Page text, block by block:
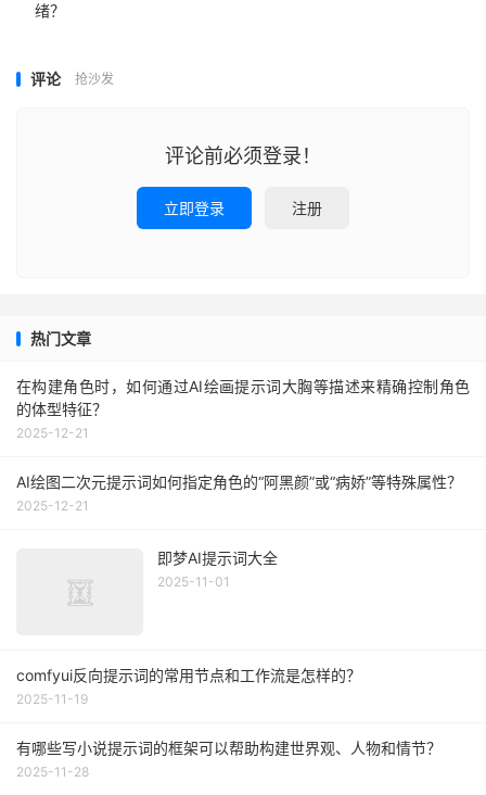
绪？
评论 抢沙发
评论前必须登录！
立即登录 注册
热门文章
在构建角色时，如何通过AI绘画提示词大胸等描述来精确控制角色
的体型特征？
2025-12-21
AI绘图二次元提示词如何指定角色的“阿黑颜”或“病娇”等特殊属性？
2025-12-21
即梦AI提示词大全
2025-11-01
comfyui反向提示词的常用节点和工作流是怎样的？
2025-11-19
有哪些写小说提示词的框架可以帮助构建世界观、人物和情节？
2025-11-28